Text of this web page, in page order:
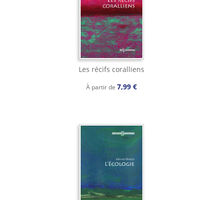
Les récifs coralliens
À partir de 7,99 €